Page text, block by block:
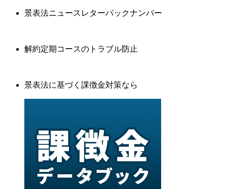
景表法ニュースレターバックナンバー
解約定期コースのトラブル防止
景表法に基づく課徴金対策なら